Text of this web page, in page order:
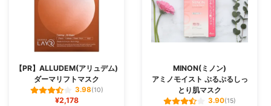
【PR】ALLUDEM(アリュデム)
ダーマリフトマスク
3.98(10)
¥2,178
MINON(ミノン)
アミノモイスト ぷるぷるしっ
とり肌マスク
3.90(15)